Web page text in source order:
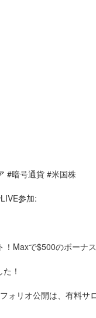
#暗号通貨 #米国株
参加:
！Maxで$500のボーナ
！
ォリオ公開は、有料